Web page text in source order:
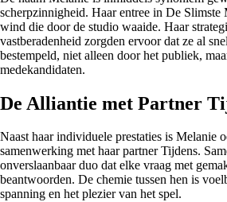
scherpzinnigheid. Haar entree in De Slimste
wind die door de studio waaide. Haar
vastberadenheid zorgden ervoor dat ze al
bestempeld, niet alleen door het publiek,
medekandidaten.
De Alliantie met Partner
Naast haar individuele prestaties is Melanie
samenwerking met haar partner Tijdens.
onverslaanbaar duo dat elke vraag met
beantwoorden. De chemie tussen hen is
spanning en het plezier van het spel.